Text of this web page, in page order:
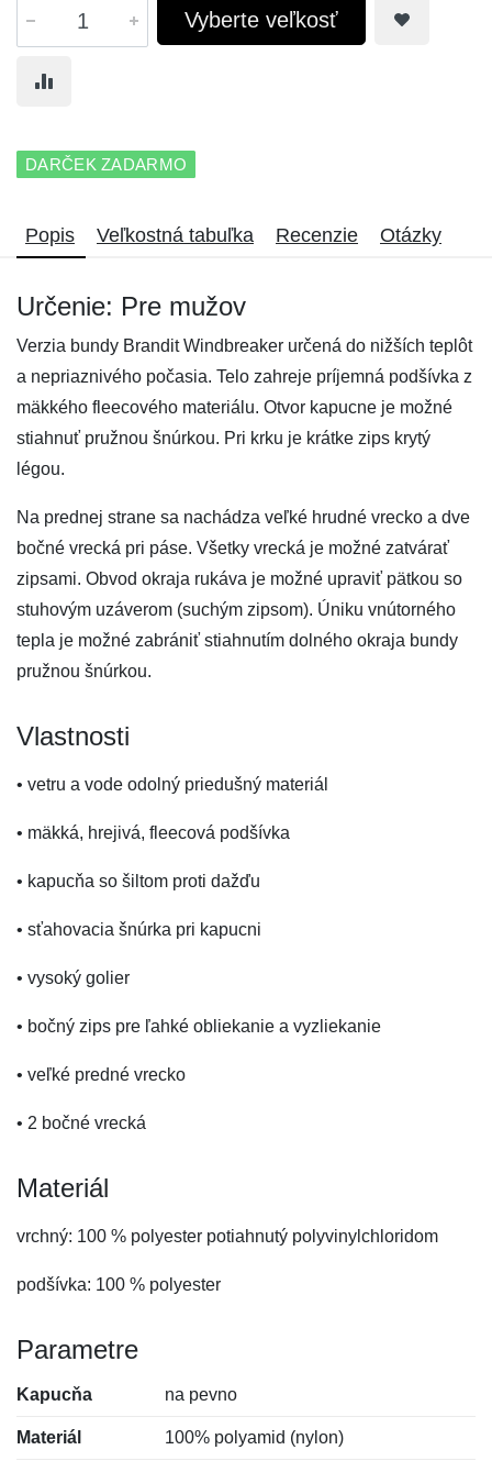
Vyberte veľkosť
DARČEK ZADARMO
Popis Veľkostná tabuľka Recenzie Otázky
Určenie: Pre mužov
Verzia bundy Brandit Windbreaker určená do nižších teplôt
a nepriaznivého počasia. Telo zahreje príjemná podšívka z
mäkkého fleecového materiálu. Otvor kapucne je možné
stiahnuť pružnou šnúrkou. Pri krku je krátke zips krytý
légou.
Na prednej strane sa nachádza veľké hrudné vrecko a dve
bočné vrecká pri páse. Všetky vrecká je možné zatvárať
zipsami. Obvod okraja rukáva je možné upraviť pätkou so
stuhovým uzáverom (suchým zipsom). Úniku vnútorného
tepla je možné zabrániť stiahnutím dolného okraja bundy
pružnou šnúrkou.
Vlastnosti
• vetru a vode odolný priedušný materiál
• mäkká, hrejivá, fleecová podšívka
• kapucňa so šiltom proti dažďu
• sťahovacia šnúrka pri kapucni
• vysoký golier
• bočný zips pre ľahké obliekanie a vyzliekanie
• veľké predné vrecko
• 2 bočné vrecká
Materiál
vrchný: 100 % polyester potiahnutý polyvinylchloridom
podšívka: 100 % polyester
Parametre
Kapucňa na pevno
Materiál 100% polyamid (nylon)